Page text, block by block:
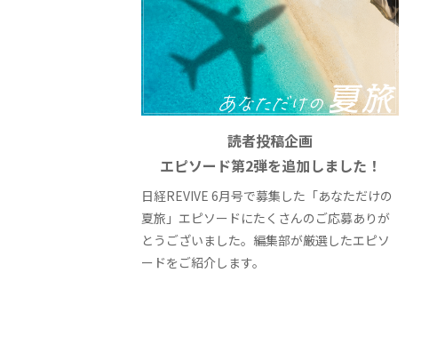
読者投稿企画
エピソード第2弾を追加しました！
日経REVIVE 6月号で募集した「あなただけの
夏旅」エピソードにたくさんのご応募ありが
とうございました。編集部が厳選したエピソ
ードをご紹介します。